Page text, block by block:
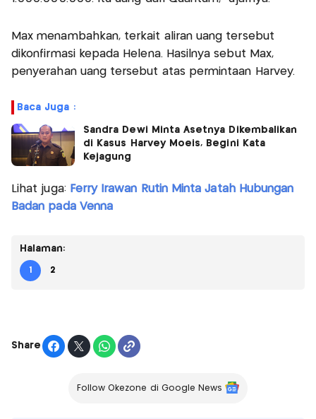
Max menambahkan, terkait aliran uang tersebut
dikonfirmasi kepada Helena. Hasilnya sebut Max,
penyerahan uang tersebut atas permintaan Harvey.
Baca Juga :
Sandra Dewi Minta Asetnya Dikembalikan
di Kasus Harvey Moeis, Begini Kata
Kejagung
Lihat juga: Ferry Irawan Rutin Minta Jatah Hubungan
Badan pada Venna
Halaman:
1 2
Share
Follow Okezone di Google News